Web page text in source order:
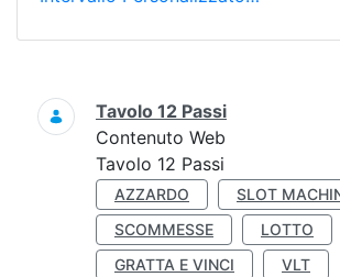
Ricerca
Tavolo 12 Passi
Contenuto Web
Tavolo 12 Passi
AZZARDO
SLOT
SCOMMESSE
LOTTO
GRATTA E VINCI
VLT